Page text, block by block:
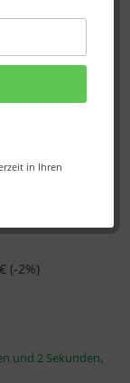
in Ihren
(-2%)
und 2 Sekunden,